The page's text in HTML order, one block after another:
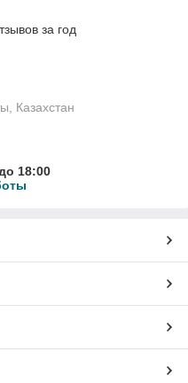
за год
Казахстан
18:00